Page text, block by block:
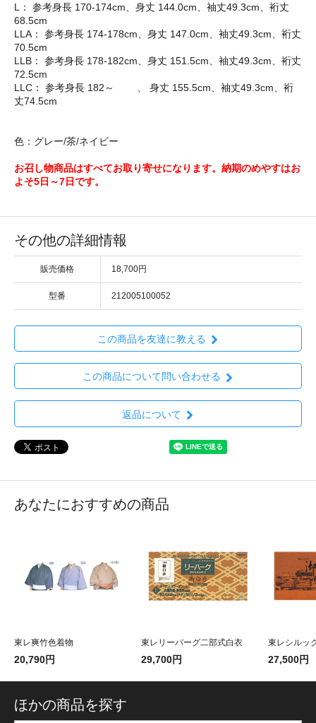
L： 参考身長 170-174cm、身丈 144.0cm、袖丈49.3cm、裄丈
68.5cm
LLA： 参考身長 174-178cm、身丈 147.0cm、袖丈49.3cm、裄丈
70.5cm
LLB： 参考身長 178-182cm、身丈 151.5cm、袖丈49.3cm、裄丈
72.5cm
LLC： 参考身長 182～ 、 身丈 155.5cm、袖丈49.3cm、裄
丈74.5cm
色：グレー/茶/ネイビー
お召し物商品はすべてお取り寄せになります。納期のめやすはお
よそ5日～7日です。
その他の詳細情報
販売価格 18,700円
型番 212005100052
この商品を友達に教える
この商品について問い合わせる
返品について
あなたにおすすめの商品
東レ爽竹色着物
20,790円
東レリーバーグ二部式白衣
29,700円
東レシルッ
27,500円
ほかの商品を探す